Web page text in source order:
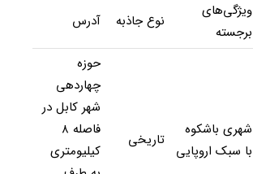
ویژگی‌های
برجسته
نوع جاذبه آدرس
شهری باشکوه
با سبک اروپایی
تاریخی
حوزه
چهاردهی
شهر کابل در
فاصله ۸
کیلیومتری